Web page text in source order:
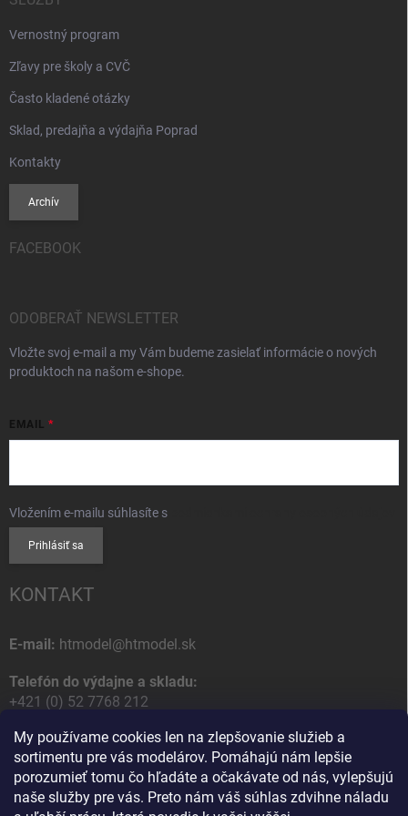
My používame cookies len na zlepšovanie služieb a
sortimentu pre vás modelárov. Pomáhajú nám lepšie
porozumieť tomu čo hľadáte a očakávate od nás, vylepšujú
naše služby pre vás. Preto nám váš súhlas zdvihne náladu
Vernostný program
Zľavy pre školy a CVČ
Často kladené otázky
Sklad, predajňa a výdajňa Poprad
Kontakty
Archív
FACEBOOK
ODOBERAŤ NEWSLETTER
Vložte svoj e-mail a my Vám budeme zasielať informácie o nových
produktoch na našom e-shope.
EMAIL
Vložením e-mailu súhlasíte s
Prihlásiť sa
KONTAKT
E-mail: htmodel@htmodel.sk
Telefón do výdajne a skladu:
+421 (0) 52 7768 212
Poštová / Odberná adresa:
HT model
Na letisko 49
058 01 Poprad